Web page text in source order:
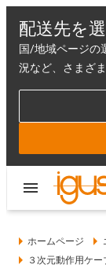
配送先を
国/地域ページの
況など、さまざ
ホームページ
３次元動作用ケ